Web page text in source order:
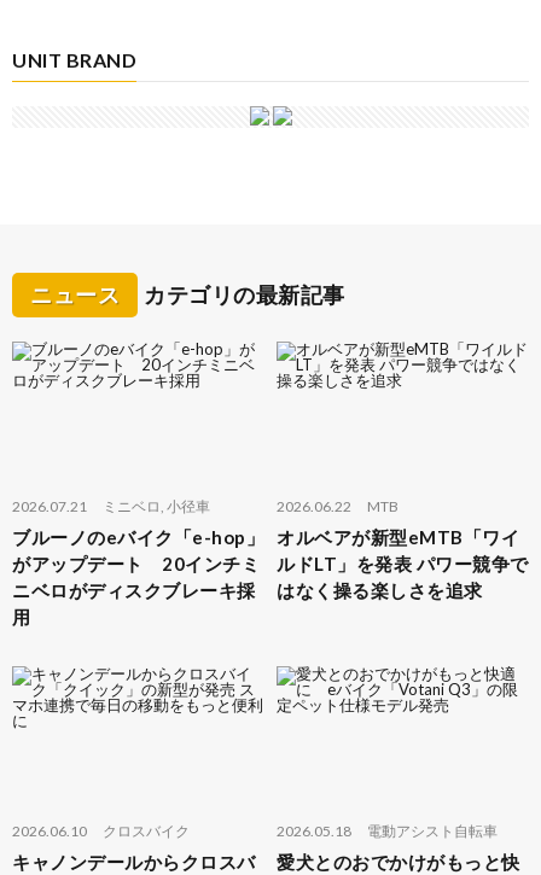
UNIT BRAND
ニュース カテゴリの最新記事
2026.07.21 ミニベロ 小径車
ブルーノのeバイク「e-hop」
がアップデート 20インチミ
ニベロがディスクブレーキ採
用
2026.06.22 MTB
オルベアが新型eMTB「ワイ
ルドLT」を発表 パワー競争で
はなく操る楽しさを追求
2026.06.10 クロスバイク
キャノンデールからクロスバ
2026.05.18 電動アシスト自転車
愛犬とのおでかけがもっと快